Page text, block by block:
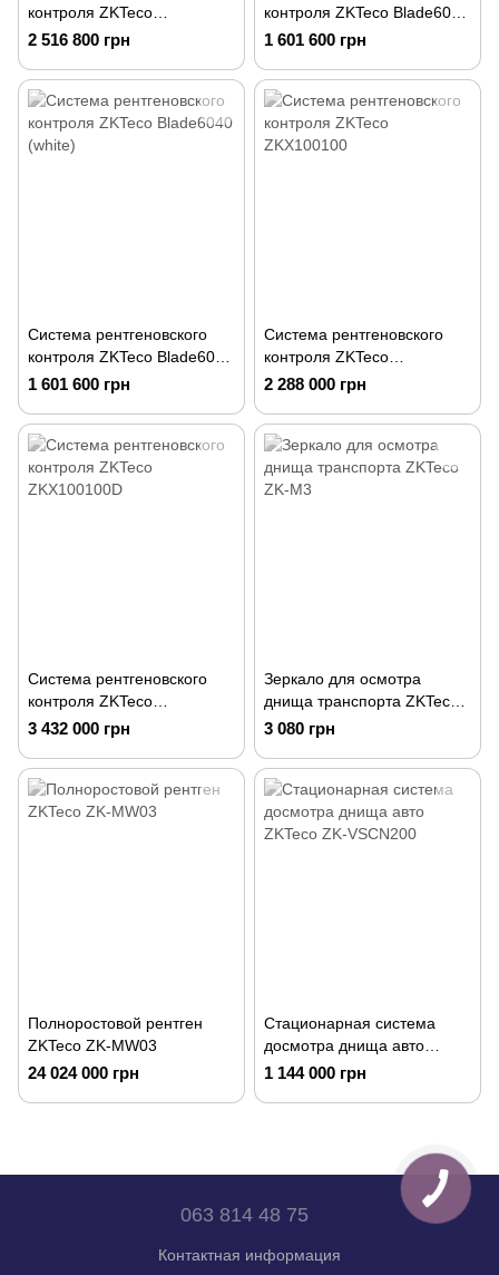
контроля ZKTeco
Blade100100 (white)
2 516 800 грн
контроля ZKTeco Blade6040
(black)
1 601 600 грн
Система рентгеновского
контроля ZKTeco Blade6040
(white)
1 601 600 грн
Система рентгеновского
контроля ZKTeco
ZKX100100
2 288 000 грн
Система рентгеновского
контроля ZKTeco
ZKX100100D
3 432 000 грн
Зеркало для осмотра
днища транспорта ZKTeco
ZK-M3
3 080 грн
Полноростовой рентген
ZKTeco ZK-MW03
24 024 000 грн
Стационарная система
досмотра днища авто
ZKTeco ZK-VSCN200
1 144 000 грн
063 814 48 75
Контактная информация